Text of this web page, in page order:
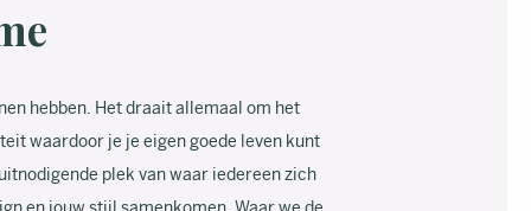
hebben. Het draait allemaal om het
waardoor je je eigen goede leven kunt
plek van waar iedereen zich